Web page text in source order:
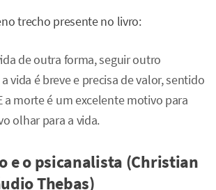
trecho presente no livro:
de outra forma, seguir outro
vida é breve e precisa de valor, sentido
a morte é um excelente motivo para
olhar para a vida.
e o psicanalista (Christian
Thebas)